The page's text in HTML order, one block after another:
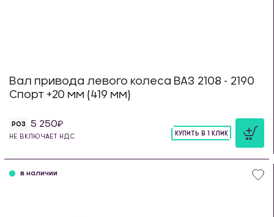
Вал привода левого колеса ВАЗ 2108 - 2190
Спорт +20 мм (419 мм)
РОЗ 5 250
НЕ ВКЛЮЧАЕТ НДС
КУПИТЬ В 1 КЛИК
в наличии